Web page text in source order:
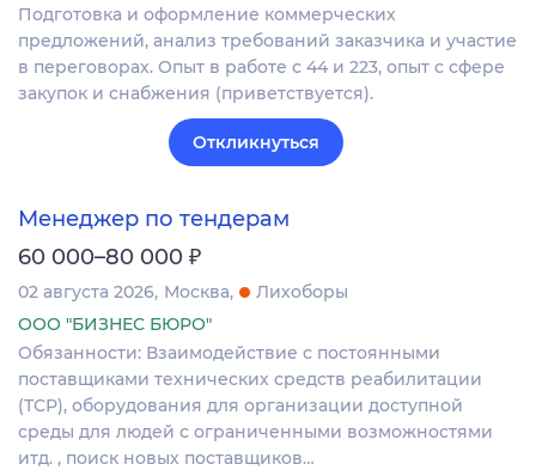
Подготовка и оформление коммерческих
предложений, анализ требований заказчика и участие
в переговорах. Опыт в работе с 44 и 223, опыт с сфере
закупок и снабжения (приветствуется).
Откликнуться
Менеджер по тендерам
60 000–80 000 ₽
02 августа 2026 Москва
Лихоборы
ООО "БИЗНЕС БЮРО"
Обязанности: Взаимодействие с постоянными
поставщиками технических средств реабилитации
(ТСР), оборудования для организации доступной
среды для людей с ограниченными возможностями
итд. , поиск новых поставщиков…